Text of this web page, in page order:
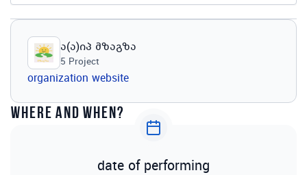
ა(ა)იპ მზაგზა
5 Project
organization website
where and when?
date of performing